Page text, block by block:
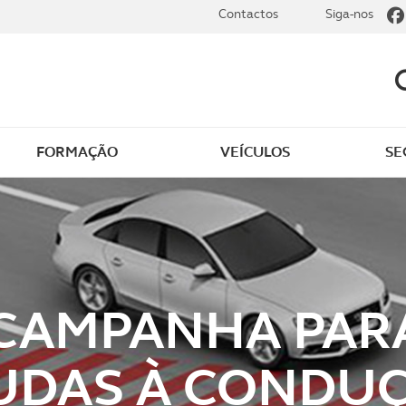
Notícias do clube
Golfe
Revista ACP Edição
impressa
FORMAÇÃO VEÍCULOS
Contactos Siga-nos
À